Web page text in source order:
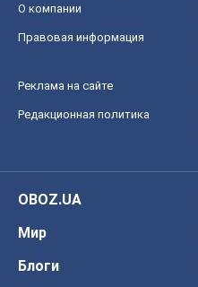
О компании
Правовая информация
Реклама на сайте
Редакционная политика
OBOZ.UA
Мир
Блоги